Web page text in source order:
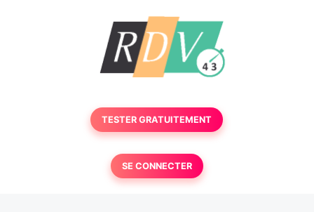
TESTER GRATUITEMENT
SE CONNECTER